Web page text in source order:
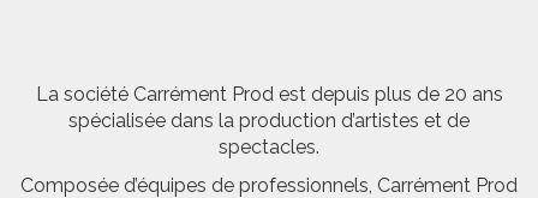
La société Carrément Prod est depuis plus de 20 ans
spécialisée dans la production d’artistes et de
spectacles.
Composée d’équipes de professionnels, Carrément Prod